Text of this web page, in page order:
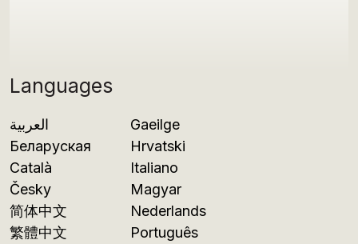
Languages
العربية
Беларуская
Català
Česky
简体中文
繁體中文
Gaeilge
Hrvatski
Italiano
Magyar
Nederlands
Português